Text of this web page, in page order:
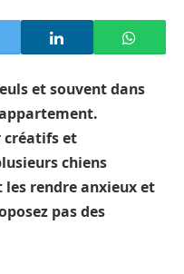
et souvent dans
créatifs et
chiens
les rendre anxieux et
pas des